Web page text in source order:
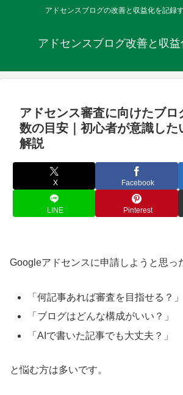
アドセンスブログの改善と収益化を記録
アドセンスブログ改善と収
アドセンス審査に向けたブロ
数の目安｜初心者が意識した
解説
X Facebook
LINE Pinterest
Googleアドセンスに申請しようと思っ
「何記事あれば審査を目指せる？」
「ブログはどんな構成がいい？」
「AIで書いた記事でも大丈夫？」
と悩む方は多いです。